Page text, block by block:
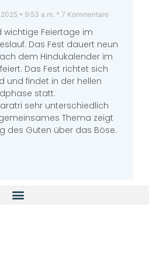
9:53 a.m. 7 Kommentare
wichtige Feiertage im
Das Fest dauert neun
dem Hindukalender im
Das Fest richtet sich
und findet in der hellen
statt.
sehr unterschiedlich
Thema zeigt
des Guten über das Böse.